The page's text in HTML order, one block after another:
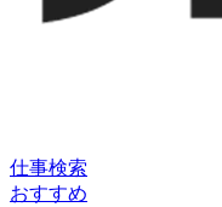
仕事検索
おすすめ